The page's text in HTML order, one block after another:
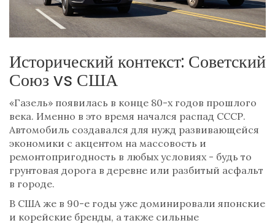
Исторический контекст: Советский
Союз vs США
«Газель» появилась в конце 80-х годов прошлого
века. Именно в это время начался распад СССР.
Автомобиль создавался для нужд развивающейся
экономики с акцентом на массовость и
ремонтопригодность в любых условиях - будь то
грунтовая дорога в деревне или разбитый асфальт
в городе.
В США же в 90-е годы уже доминировали японские
и корейские бренды, а также сильные